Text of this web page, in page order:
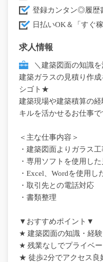
登録カンタン◎履歴
日払いOK＆「すぐ
求人情報
＼建築図面の知識
建築ガラスの見積り作
シゴト★
建築現場や建築積算の
キルを活かせるお仕事で
＜主な仕事内容＞
・建築図面よりガラス
・専用ソフトを使用し
・Excel、Wordを使用し
・取引先との電話対応
・書類整理
▼おすすめポイント▼
★ 建築図面の知識・経
★ 残業なしでプライベ
★ 徒歩2分でアクセス良